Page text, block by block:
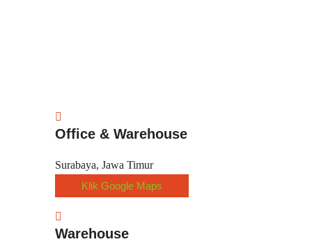
Office & Warehouse
Surabaya, Jawa Timur
Klik Google Maps
Warehouse